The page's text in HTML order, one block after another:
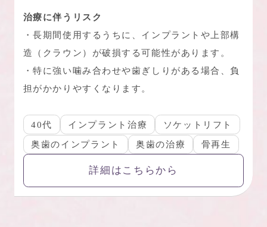
治療に伴うリスク
・長期間使用するうちに、インプラントや上部構
造（クラウン）が破損する可能性があります。
・特に強い噛み合わせや歯ぎしりがある場合、負
担がかかりやすくなります。
40代 インプラント治療
ソケットリフト
奥歯のインプラント
奥歯の治療 骨再生
詳細はこちらから